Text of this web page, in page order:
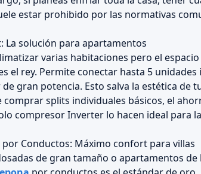
estar prohibido por las normativas
La solución para apartamentos
varias habitaciones pero el
el rey. Permite conectar hasta 5
gran potencia. Esto salva la estética de
comprar splits individuales básicos, el
compresor Inverter lo hacen ideal para
Conductos: Máximo confort para villas
de gran tamaño o apartamentos de